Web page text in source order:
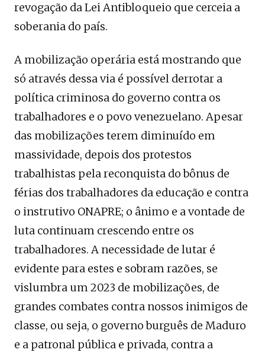
revogação da Lei Antibloqueio que cerceia a
soberania do país.
A mobilização operária está mostrando que
só através dessa via é possível derrotar a
política criminosa do governo contra os
trabalhadores e o povo venezuelano. Apesar
das mobilizações terem diminuído em
massividade, depois dos protestos
trabalhistas pela reconquista do bônus de
férias dos trabalhadores da educação e contra
o instrutivo ONAPRE; o ânimo e a vontade de
luta continuam crescendo entre os
trabalhadores. A necessidade de lutar é
evidente para estes e sobram razões, se
vislumbra um 2023 de mobilizações, de
grandes combates contra nossos inimigos de
classe, ou seja, o governo burguês de Maduro
e a patronal pública e privada, contra a